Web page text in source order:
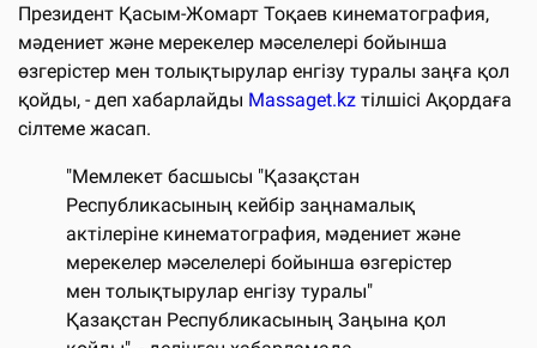
Президент Қасым-Жомарт Тоқаев кинематография,
мәдениет және мерекелер мәселелері бойынша
өзгерістер мен толықтырулар енгізу туралы заңға қол
қойды, - деп хабарлайды Massaget.kz тілшісі Ақордаға
сілтеме жасап.
"Мемлекет басшысы "Қазақстан
Республикасының кейбір заңнамалық
актілеріне кинематография, мәдениет және
мерекелер мәселелері бойынша өзгерістер
мен толықтырулар енгізу туралы"
Қазақстан Республикасының Заңына қол